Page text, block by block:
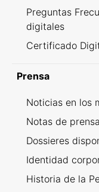
Preguntas
digitales
Certificado
Prensa
Noticias en los
Notas de prensa
Dossieres
Identidad
Historia de la